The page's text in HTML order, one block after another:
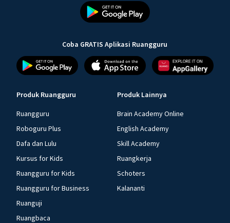
Coba GRATIS Aplikasi Ruangguru
Produk Ruangguru
Ruangguru
Roboguru Plus
Dafa dan Lulu
Kursus for Kids
Ruangguru for Kids
Ruangguru for Business
Ruanguji
Ruangbaca
Produk Lainnya
Brain Academy Online
English Academy
Skill Academy
Ruangkerja
Schoters
Kalananti